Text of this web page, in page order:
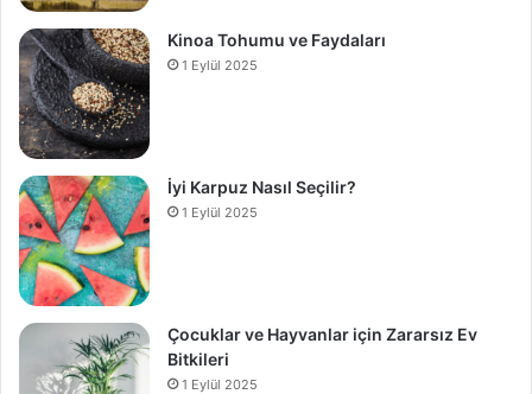
Kinoa Tohumu ve Faydaları
1 Eylül 2025
İyi Karpuz Nasıl Seçilir?
1 Eylül 2025
Çocuklar ve Hayvanlar için Zararsız Ev
Bitkileri
1 Eylül 2025